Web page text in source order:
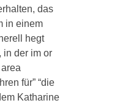
das
in einem
hegt
in der im or
für” “die
Katharine